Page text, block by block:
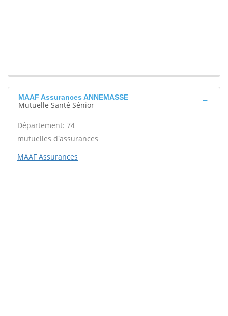
MAAF Assurances ANNEMASSE
Mutuelle Santé Sénior
Département: 74
mutuelles d'assurances
MAAF Assurances